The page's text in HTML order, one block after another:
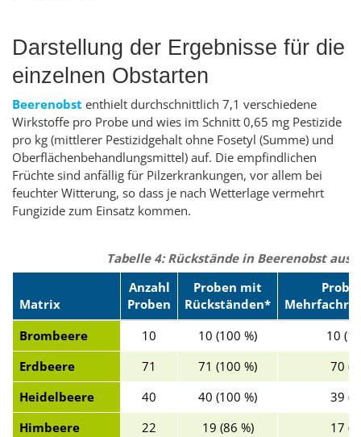
Darstellung der Ergebnisse für die
einzelnen Obstarten
Beerenobst enthielt durchschnittlich 7,1 verschiedene
Wirkstoffe pro Probe und wies im Schnitt 0,65 mg Pestizide
pro kg (mittlerer Pestizidgehalt ohne Fosetyl (Summe) und
Oberflächenbehandlungsmittel) auf. Die empfindlichen
Früchte sind anfällig für Pilzerkrankungen, vor allem bei
feuchter Witterung, so dass je nach Wetterlage vermehrt
Fungizide zum Einsatz kommen.
Tabelle 4: Rückstände in Beerenobst aus
Matrix
Anzahl
Proben
Proben mit
Rückständen*
Brombeere
10 10 (100 %)
10
Erdbeere
71 71 (100 %)
70
Heidelbeere
40 40 (100 %)
39
Himbeere
22 19 (86 %)
17